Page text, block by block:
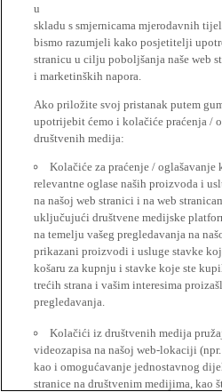
u
skladu s smjernicama mjerodavnih
bismo razumjeli kako posjetitelji
stranicu u cilju poboljšanja naše web
i marketinških napora.
Ako priložite svoj pristanak putem
upotrijebit ćemo i kolačiće praćenja /
društvenih medija:
Kolačiće za praćenje /
relevantne oglase naših proizvoda i
na našoj web stranici i na web
uključujući društvene medijske
na temelju vašeg pregledavanja na
prikazani proizvodi i usluge stavke
košaru za kupnju i stavke koje ste
trećih strana i vašim interesima
pregledavanja.
Kolačići iz društvenih medija
videozapisa na našoj web-lokaciji
kao i omogućavanje jednostavnog
stranice na društvenim medijima, kao